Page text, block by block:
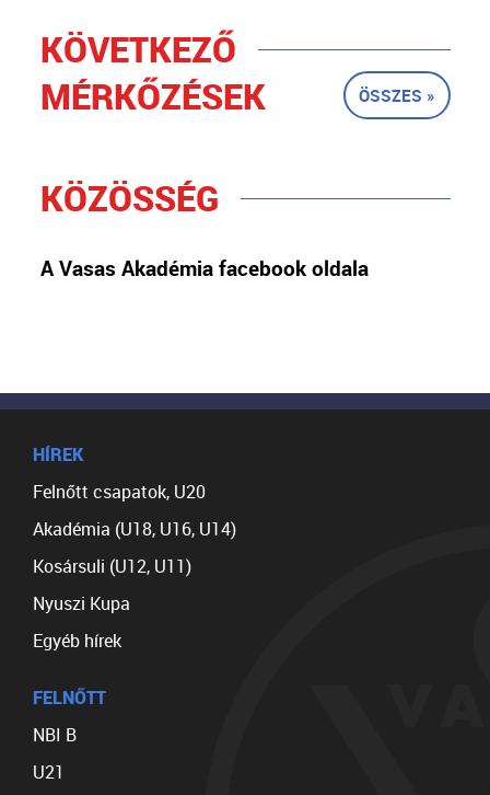
KÖVETKEZŐ
MÉRKŐZÉSEK
ÖSSZES »
KÖZÖSSÉG
A Vasas Akadémia facebook oldala
HÍREK
Felnőtt csapatok, U20
Akadémia (U18, U16, U14)
Kosársuli (U12, U11)
Nyuszi Kupa
Egyéb hírek
FELNŐTT
NBI B
U21